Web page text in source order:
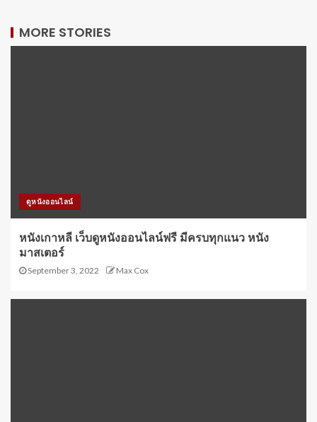
MORE STORIES
ดูหนังออนไลน์
หนังเกาหลี เว็บดูหนังออนไลน์ฟรี มีครบทุกแนว หนัง
มาสเตอร์
September 3, 2022 Max Cox